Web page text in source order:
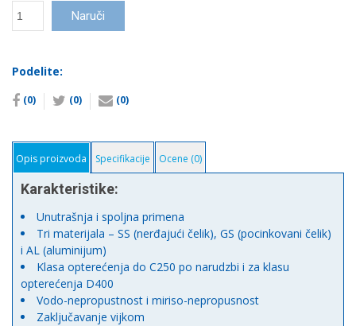
Poklopac
Naruči
Podelite:
(0) (0) (0)
Opis proizvoda Specifikacije Ocene (0)
Karakteristike:
Unutrašnja i spoljna primena
Tri materijala – SS (nerđajući čelik), GS (pocinkovani čelik)
i AL (aluminijum)
Klasa opterećenja do C250 po narudzbi i za klasu
opterećenja D400
Vodo-nepropustnost i miriso-nepropusnost
Zaključavanje vijkom